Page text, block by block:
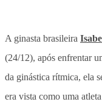
A ginasta brasileira
(24/12), após enfrentar
da ginástica rítmica, ela
era vista como uma